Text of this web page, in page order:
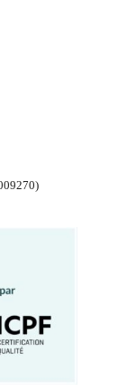
)